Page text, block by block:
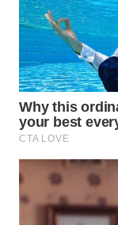
WAHANA
LISTRIK
WAHANA
TRAVEL
TV
WAHANANEWS